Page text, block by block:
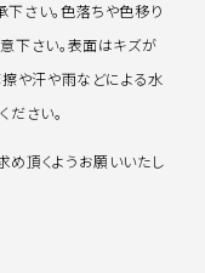
さい。色落ちや色移り
下さい。表面はキズが
擦や汗や雨などによる水
ださい。
頂くようお願いいたし